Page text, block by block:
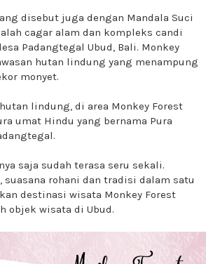
disebut juga dengan Mandala Suci
cagar alam dan kompleks candi
Padangtegal Ubud, Bali. Monkey
hutan lindung yang menampung
monyet.
lindung, di area Monkey Forest
umat Hindu yang bernama Pura
saja sudah terasa seru sekali.
suasana rohani dan tradisi dalam satu
destinasi wisata Monkey Forest
objek wisata di Ubud.